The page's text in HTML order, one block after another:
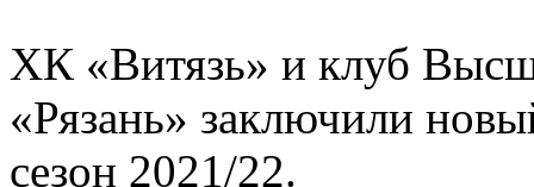
ХК «Витязь» и клуб
«Рязань» заключили
сезон 2021/22.